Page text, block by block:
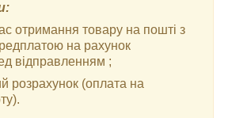
отримання товару на пошті з
на рахунок
відправленням ;
розрахунок (оплата на